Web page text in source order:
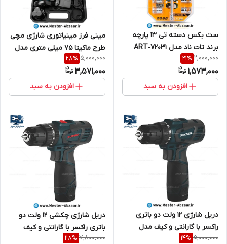
ست بکس دسته تی 13 پارچه
برند تات ناد مدل ART‑72031
TAT NAD
2,000,000
21%
1,573,000
افزودن به سبد
مینی فرز مینیاتوری شارژی مچی
طرح ماکیتا 75 میلی متری مدل
MAKITA POWER TOOLS 48VF
5,000,000
28%
3,571,000
افزودن به سبد
دریل شارژی 12 ولت دو باتری
راکسر با گارانتی و کیف مدل
ROKSER 9412
5,000,000
14%
دریل شارژی چکشی 12 ولت دو
باتری راکسر با گارانتی و کیف
مدل ROKSER 9512
7,800,000
28%